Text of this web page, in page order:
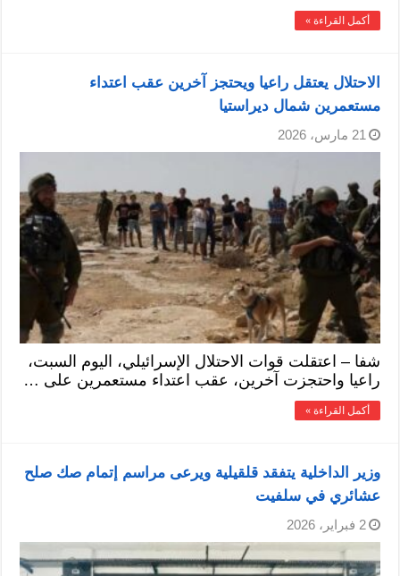
أكمل القراءة »
الاحتلال يعتقل راعيا ويحتجز آخرين عقب اعتداء
مستعمرين شمال ديراستيا
21 مارس، 2026
شفا – اعتقلت قوات الاحتلال الإسرائيلي، اليوم السبت،
راعيا واحتجزت آخرين، عقب اعتداء مستعمرين على …
أكمل القراءة »
وزير الداخلية يتفقد قلقيلية ويرعى مراسم إتمام صك صلح
عشائري في سلفيت
2 فبراير، 2026